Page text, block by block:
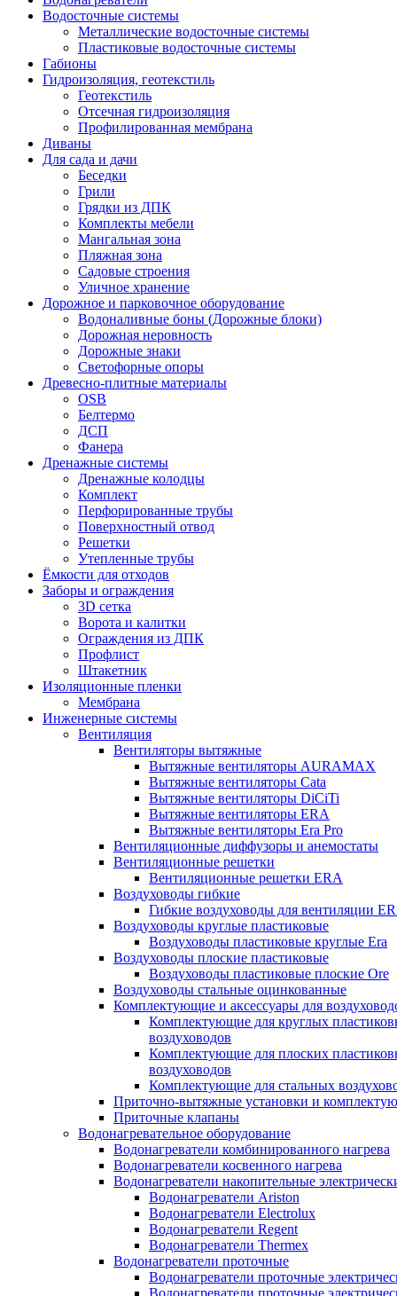
Водосточные системы
Металлические водосточные системы
Пластиковые водосточные системы
Габионы
Гидроизоляция, геотекстиль
Геотекстиль
Отсечная гидроизоляция
Профилированная мембрана
Диваны
Для сада и дачи
Беседки
Грили
Грядки из ДПК
Комплекты мебели
Мангальная зона
Пляжная зона
Садовые строения
Уличное хранение
Дорожное и парковочное оборудование
Водоналивные боны (Дорожные блоки)
Дорожная неровность
Дорожные знаки
Светофорные опоры
Древесно-плитные материалы
OSB
Белтермо
ДСП
Фанера
Дренажные системы
Дренажные колодцы
Комплект
Перфорированные трубы
Поверхностный отвод
Решетки
Утепленные трубы
Ёмкости для отходов
Заборы и ограждения
3D сетка
Ворота и калитки
Ограждения из ДПК
Профлист
Штакетник
Изоляционные пленки
Мембрана
Инженерные системы
Вентиляция
Вентиляторы вытяжные
Вытяжные вентиляторы AURAMAX
Вытяжные вентиляторы Cata
Вытяжные вентиляторы DiCiTi
Вытяжные вентиляторы ERA
Вытяжные вентиляторы Era Pro
Вентиляционные диффузоры и анемостаты
Вентиляционные решетки
Вентиляционные решетки ERA
Воздуховоды гибкие
Гибкие воздуховоды для вентиляции
Воздуховоды круглые пластиковые
Воздуховоды пластиковые круглые Era
Воздуховоды плоские пластиковые
Воздуховоды пластиковые плоские Ore
Воздуховоды стальные оцинкованные
Комплектующие и аксессуары для
Комплектующие для круглых
воздуховодов
Комплектующие для плоских
воздуховодов
Комплектующие для стальных
Приточно-вытяжные установки и
Приточные клапаны
Водонагревательное оборудование
Водонагреватели комбинированного нагрева
Водонагреватели косвенного нагрева
Водонагреватели накопительные
Водонагреватели Ariston
Водонагреватели Electrolux
Водонагреватели Regent
Водонагреватели Thermex
Водонагреватели проточные
Водонагреватели проточные